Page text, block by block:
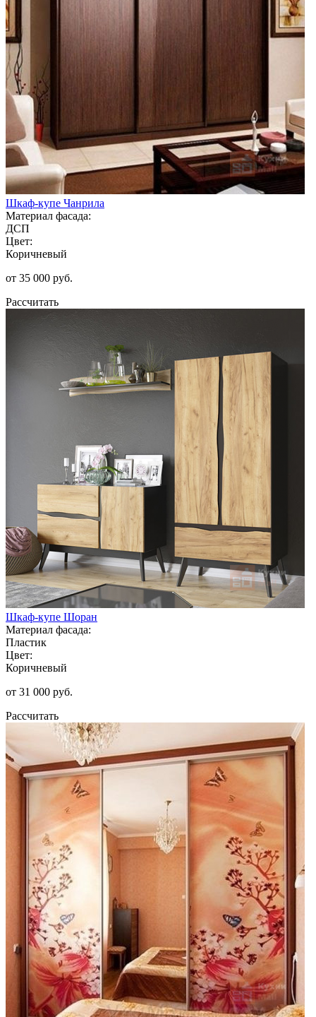
Шкаф-купе Чанрила
Материал фасада:
ДСП
Цвет:
Коричневый
от 35 000 руб.
Рассчитать
Шкаф-купе Шоран
Материал фасада:
Пластик
Цвет:
Коричневый
от 31 000 руб.
Рассчитать